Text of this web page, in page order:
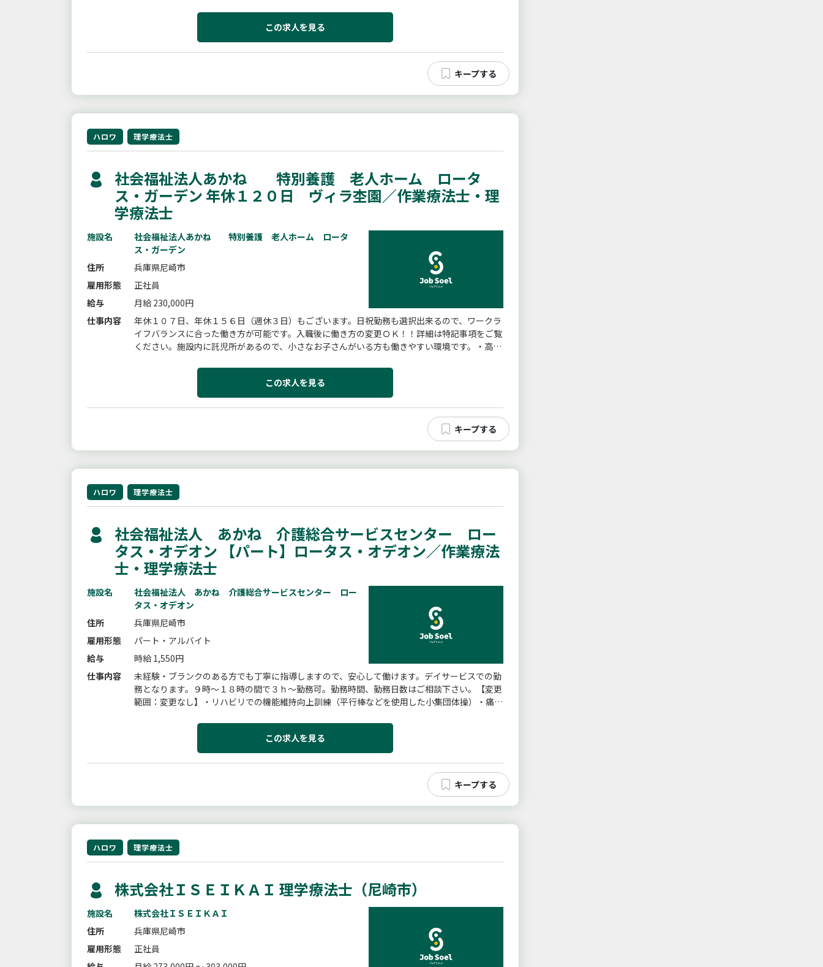
この求人を見る
ハロワ 理学療法士
社会福祉法人あかね 特別養護 老人ホーム ロータ
ス・ガーデン 年休１２０日 ヴィラ杢園／作業療法士・理
学療法士
施設名
社会福祉法人あかね 特別養護 老人ホーム ロータ
ス・ガーデン
住所
兵庫県尼崎市
雇用形態
正社員
給与
月給 230,000円
仕事内容
年休１０７日、年休１５６日（週休３日）もございます。日祝勤務も選択出来るので、ワークラ
イフバランスに合った働き方が可能です。入職後に働き方の変更ＯＫ！！詳細は特記事項をご覧
ください。施設内に託児所があるので、小さなお子さんがいる方も働きやすい環境です。・高齢
この求人を見る
ハロワ 理学療法士
社会福祉法人 あかね 介護総合サービスセンター ロー
タス・オデオン 【パート】ロータス・オデオン／作業療法
士・理学療法士
施設名
社会福祉法人 あかね 介護総合サービスセンター ロー
タス・オデオン
住所
兵庫県尼崎市
雇用形態
パート・アルバイト
給与
時給 1,550円
仕事内容
未経験・ブランクのある方でも丁寧に指導しますので、安心して働けます。デイサービスでの勤
務となります。９時〜１８時の間で３ｈ〜勤務可。勤務時間、勤務日数はご相談下さい。【変更
範囲：変更なし】・リハビリでの機能維持向上訓練（平行棒などを使用した小集団体操）・痛み
この求人を見る
ハロワ 理学療法士
株式会社ＩＳＥＩＫＡＩ 理学療法士（尼崎市）
施設名
株式会社ＩＳＥＩＫＡＩ
住所
兵庫県尼崎市
雇用形態
正社員